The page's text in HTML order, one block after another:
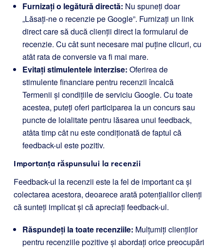
Furnizați o legătură directă: Nu spuneți doar
„Lăsați-ne o recenzie pe Google”. Furnizați un link
direct care să ducă clienții direct la formularul de
recenzie. Cu cât sunt necesare mai puține clicuri, cu
atât rata de conversie va fi mai mare.
Evitați stimulentele interzise: Oferirea de
stimulente financiare pentru recenzii încalcă
Termenii și condițiile de serviciu Google. Cu toate
acestea, puteți oferi participarea la un concurs sau
puncte de loialitate pentru lăsarea unui feedback,
atâta timp cât nu este condiționată de faptul că
feedback-ul este pozitiv.
Importanța răspunsului la recenzii
Feedback-ul la recenzii este la fel de important ca și
colectarea acestora, deoarece arată potențialilor clienți
că sunteți implicat și că apreciați feedback-ul.
Răspundeți la toate recenziile: Mulțumiți clienților
pentru recenziile pozitive și abordați orice preocupări